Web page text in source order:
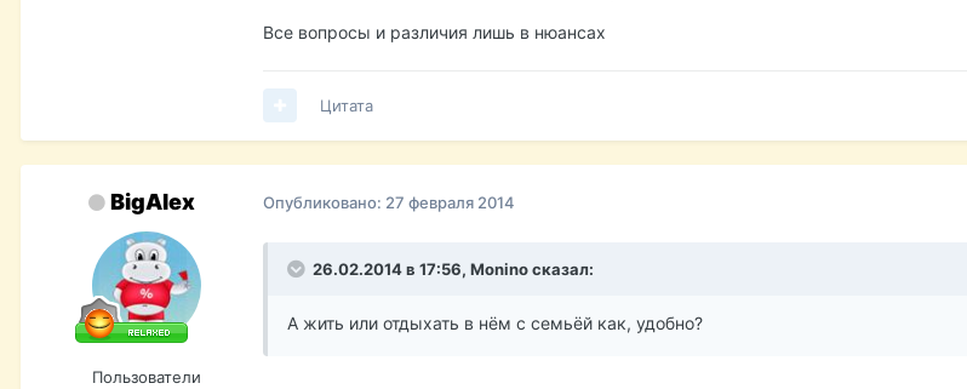
Все вопросы и различия лишь в нюансах
Цитата
BigAlex
Пользователи
Опубликовано: 27 февраля 2014
26.02.2014 в 17:56, Monino сказал:
А жить или отдыхать в нём с семьёй как, удобно?